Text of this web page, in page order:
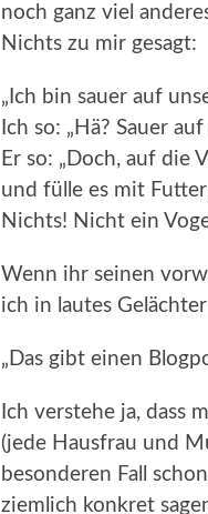
noch ganz viel
Nichts zu mir gesagt:
„Ich bin sauer auf
Ich so: „Hä? Sauer
Er so: „Doch, auf die
und fülle es mit
Nichts! Nicht ein
Wenn ihr seinen
ich in lautes
„Das gibt einen
Ich verstehe ja,
(jede Hausfrau und
besonderen Fall
ziemlich konkret